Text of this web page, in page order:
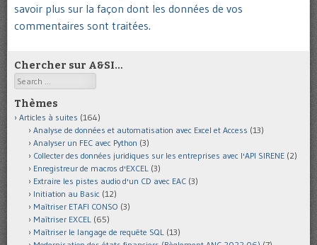
savoir plus sur la façon dont les données de vos
commentaires sont traitées.
Chercher sur A&SI…
Search
Thèmes
Articles à suites (164)
Analyse de données et automatisation avec Excel et Access (13)
Analyser un FEC avec Python (3)
Collecter des données juridiques sur les entreprises avec l'API SIRENE (2)
Enregistreur de macros d'EXCEL (3)
Extraire les pistes audio d'un CD avec EAC (3)
Initiation au Basic (12)
Maîtriser ETAFI CONSO (3)
Maîtriser EXCEL (65)
Maîtriser le langage de requête SQL (13)